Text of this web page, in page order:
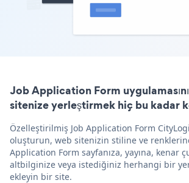
Job Application Form
sitenize yerleştirmek hiç bu kadar
Özelleştirilmiş Job Application Form
oluşturun, web sitenizin stiline ve
Application Form sayfanıza, yayına, kenar
altbilginize veya istediğiniz herhangi bir
ekleyin bir site.